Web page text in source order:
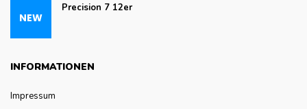
Precision 7 12er
INFORMATIONEN
Impressum